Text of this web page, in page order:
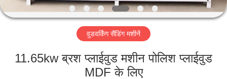
हमारे
वुडवर्किंग सैंडिंग मशीनें
11.65kw ब्रश प्लाईवुड मशीन पोलिश प्लाईवुड
MDF के लिए